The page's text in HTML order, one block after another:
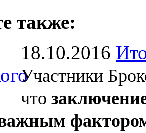
также:
18.10.2016
Участники
что